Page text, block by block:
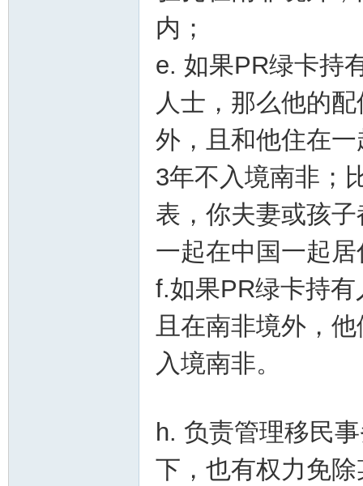
内；
e. 如果PR绿卡持
人士，那么他的
外，且和他住在
3年不入境南非；
表，你夫妻或孩
一起在中国一起
f.如果PR绿卡持
且在南非境外，
入境南非。
h. 负责管理移民
下，也有权力免